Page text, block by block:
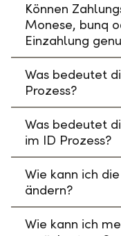
Können
Monese, bunq
Einzahlung
Was bedeutet
Prozess?
Was bedeutet
im ID Prozess?
Wie kann ich
ändern?
Wie kann ich